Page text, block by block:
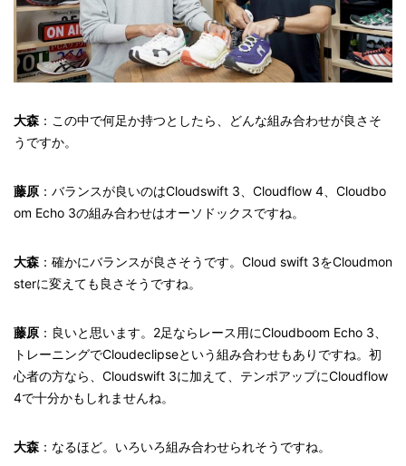
大森 ：この中で何足か持つとしたら、どんな組み合わせが良さそ
うですか。
藤原 ：バランスが良いのはCloudswift 3、Cloudflow 4、Cloudbo
om Echo 3の組み合わせはオーソドックスですね。
大森 ：確かにバランスが良さそうです。Cloud swift 3をCloudmon
sterに変えても良さそうですね。
藤原 ：良いと思います。2足ならレース用にCloudboom Echo 3、
トレーニングでCloudeclipseという組み合わせもありですね。初
心者の方なら、Cloudswift 3に加えて、テンポアップにCloudflow
4で十分かもしれませんね。
大森 ：なるほど。いろいろ組み合わせられそうですね。